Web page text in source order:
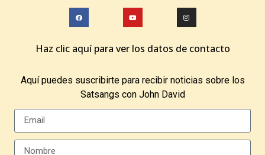
Haz clic aquí para ver los datos de contacto
Aquí puedes suscribirte para recibir noticias sobre los
Satsangs con John David